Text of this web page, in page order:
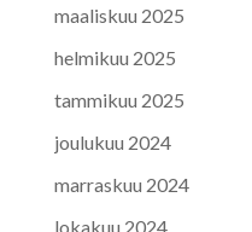
maaliskuu 2025
helmikuu 2025
tammikuu 2025
joulukuu 2024
marraskuu 2024
lokakuu 2024